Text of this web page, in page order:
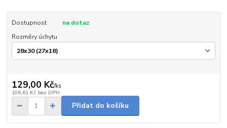
Dostupnost
na dotaz
Rozměry úchytu
129,00 Kč/ks
106,61 Kč bez DPH
Přidat do košíku